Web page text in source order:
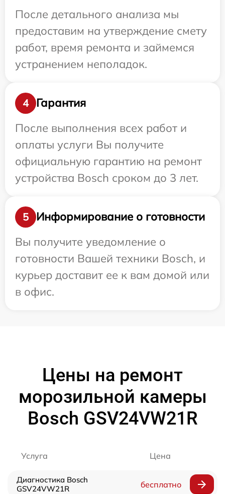
После детального анализа мы
предоставим на утверждение смету
работ, время ремонта и займемся
устранением неполадок.
4
Гарантия
После выполнения всех работ и
оплаты услуги Вы получите
официальную гарантию на ремонт
устройства Bosch сроком до 3 лет.
5
Информирование о готовности
Вы получите уведомление о
готовности Вашей техники Bosch, и
курьер доставит ее к вам домой или
в офис.
Цены на ремонт
морозильной камеры
Bosch GSV24VW21R
Услуга Цена
Диагностика Bosch
GSV24VW21R
бесплатно